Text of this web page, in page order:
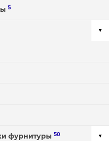
5
фурнитуры 50